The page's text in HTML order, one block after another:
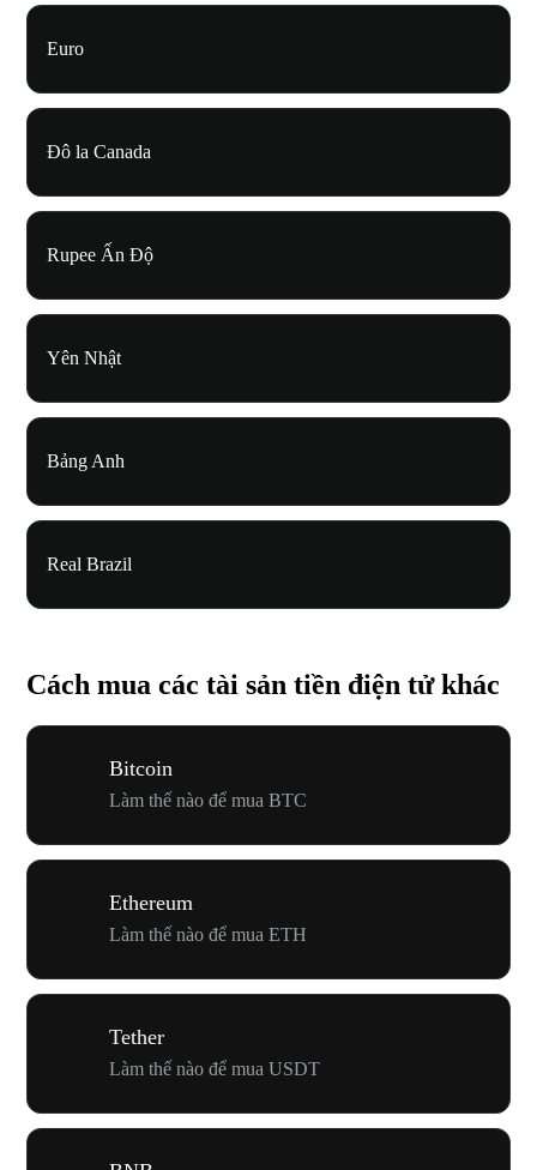
Euro
Đô la Canada
Rupee Ấn Độ
Yên Nhật
Bảng Anh
Real Brazil
Cách mua các tài sản tiền điện tử khác
Bitcoin
Làm thế nào để mua BTC
Ethereum
Làm thế nào để mua ETH
Tether
Làm thế nào để mua USDT